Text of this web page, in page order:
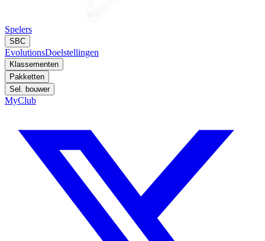
Spelers
SBC
EvolutionsDoelstellingen
Klassementen
Pakketten
Sel. bouwer
MyClub